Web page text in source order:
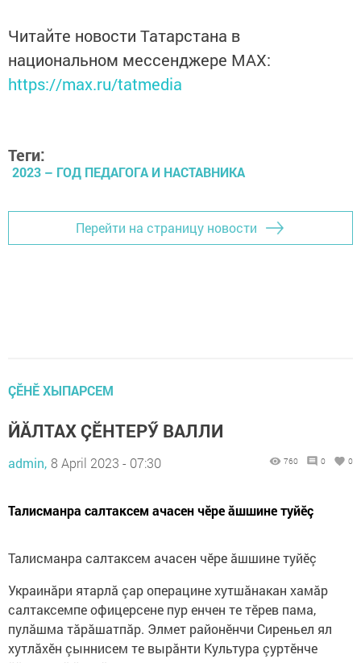
Читайте новости Татарстана в
национальном мессенджере MАХ:
https://max.ru/tatmedia
Теги:
2023 – ГОД ПЕДАГОГА И НАСТАВНИКА
Перейти на страницу новости
ÇӖНӖ ХЫПАРСЕМ
ЙĂЛТАХ ÇӖНТЕРӲ ВАЛЛИ
admin, 8 April 2023 - 07:30 760 0 0
Талисманра салтаксем ачасен чӗре ăшшине туйӗç
Талисманра салтаксем ачасен чӗре ăшшине туйӗç
Украинăри ятарлă çар операцине хутшăнакан хамăр
салтаксемпе офицерсене пур енчен те тӗрев пама,
пулăшма тăрăшатпăр. Элмет районӗнчи Сиреньел ял
хутлăхӗн çыннисем те вырăнти Культура çуртӗнче